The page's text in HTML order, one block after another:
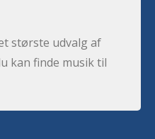
største udvalg af
kan finde musik til